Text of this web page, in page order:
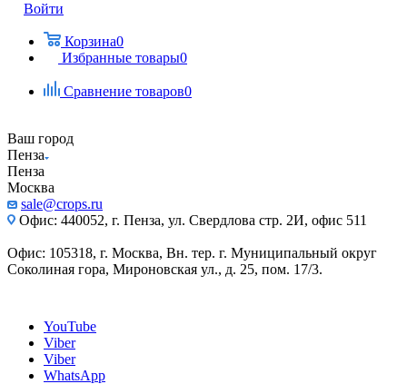
Войти
Корзина0
Избранные товары0
Сравнение товаров0
Ваш город
Пенза
Пенза
Москва
sale@crops.ru
Офис: 440052, г. Пенза, ул. Свердлова стр. 2И, офис 511
Офис: 105318, г. Москва, Вн. тер. г. Муниципальный округ
Соколиная гора, Мироновская ул., д. 25, пом. 17/3.
YouTube
Viber
Viber
WhatsApp